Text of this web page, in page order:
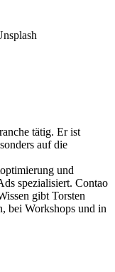
tätig. Er ist
auf die
und
spezialisiert. Contao
gibt Torsten
bei Workshops und in